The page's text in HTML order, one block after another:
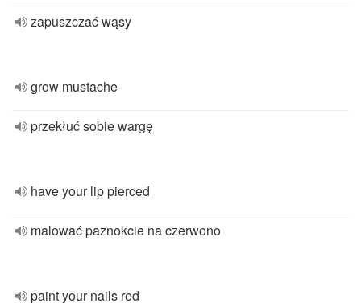
zapuszczać wąsy
grow mustache
przekłuć sobie wargę
have your lip pierced
malować paznokcie na czerwono
paint your nails red